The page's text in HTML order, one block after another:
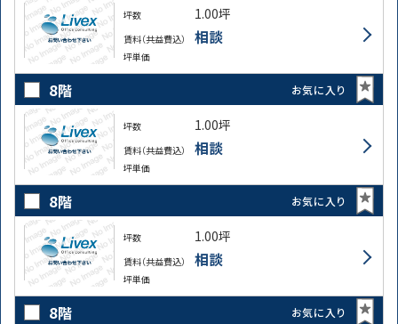
坪数 1.00坪
賃料（共益費込） 相談
坪単価
8階 お気に入り
坪数 1.00坪
賃料（共益費込） 相談
坪単価
8階 お気に入り
坪数 1.00坪
賃料（共益費込） 相談
坪単価
8階 お気に入り